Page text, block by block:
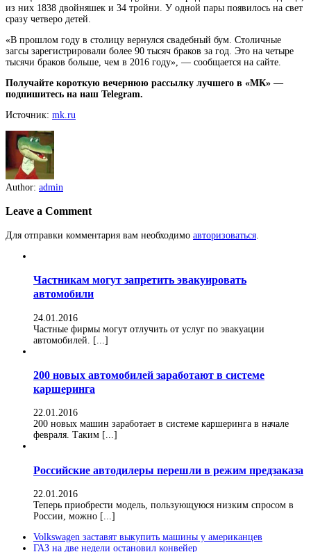
из них 1838 двойняшек и 34 тройни. У одной пары появилось на свет
сразу четверо детей.
«В прошлом году в столицу вернулся свадебный бум. Столичные
загсы зарегистрировали более 90 тысяч браков за год. Это на четыре
тысячи браков больше, чем в 2016 году», — сообщается на сайте.
Получайте короткую вечернюю рассылку лучшего в «МК» —
подпишитесь на наш Telegram.
Источник: mk.ru
Author: admin
Leave a Comment
Для отправки комментария вам необходимо авторизоваться
Частникам могут запретить эвакуировать
автомобили
24.01.2016
Частные фирмы могут отлучить от услуг по эвакуации
автомобилей. [...]
200 новых автомобилей заработают в системе
каршеринга
22.01.2016
200 новых машин заработает в системе каршеринга в начале
февраля. Таким [...]
Российские автодилеры перешли в режим предзаказа
22.01.2016
Теперь приобрести модель, пользующуюся низким спросом в
России, можно [...]
Volkswagen заставят выкупить машины у американцев
ГАЗ на две недели остановил конвейер